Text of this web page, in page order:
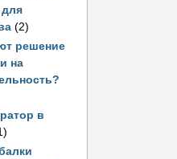
для
(2)
решение
на
в